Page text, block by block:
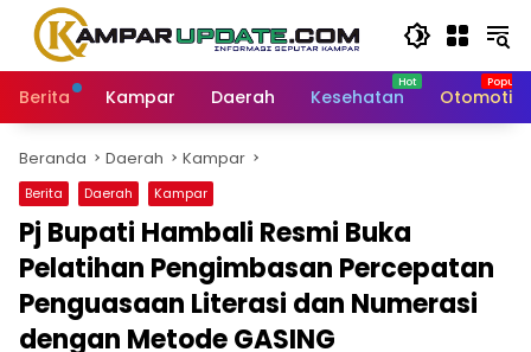
Langsung
konten
Berita
Kampar Daerah Kesehatan Otomotif
Beranda Daerah Kampar
Berita Daerah Kampar
Pj Bupati Hambali Resmi Buka
Pelatihan Pengimbasan Percepatan
Penguasaan Literasi dan Numerasi
dengan Metode GASING